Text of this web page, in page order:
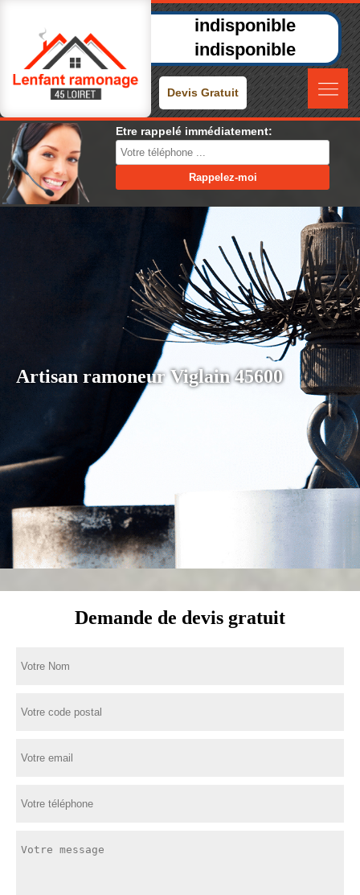
indisponible
indisponible
Devis Gratuit
Etre rappelé immédiatement:
Artisan ramoneur Viglain 45600
Demande de devis gratuit